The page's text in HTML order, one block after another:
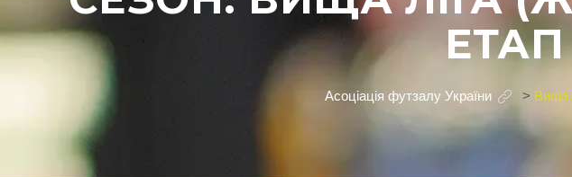
ЕТАП
Асоціація футзалу України > Вища